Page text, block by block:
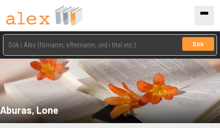
Sök
Aburas, Lone